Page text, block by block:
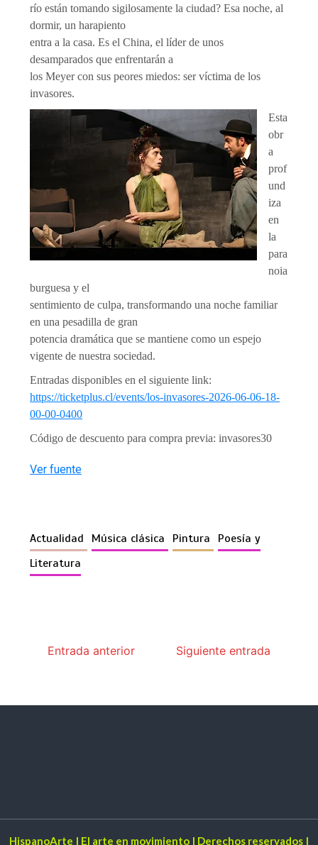
río están tomando sigilosamente la ciudad? Esa noche, al
dormir, un harapiento
entra a la casa. Es el China, el líder de unos
desamparados que enfrentarán a
los Meyer con sus peores miedos: ser víctima de los
invasores.
Esta
obr
a
prof
und
iza
en
la
para
noia
burguesa y el
sentimiento de culpa, transformando una noche familiar
en una pesadilla de gran
potencia dramática que se mantiene como un espejo
vigente de nuestra sociedad.
Entradas disponibles en el siguiente link:
https://ticketplus.cl/events/los-invasores-2026-06-06-18-
00-00-0400
Código de descuento para compra previa: invasores30
Ver fuente
Actualidad Música clásica Pintura
Poesía y
Literatura
Entrada anterior Siguiente entrada